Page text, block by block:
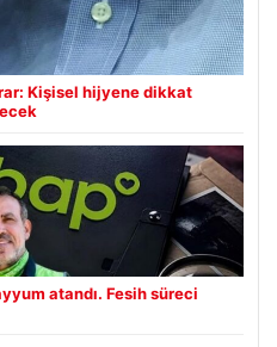
Kişisel hijyene dikkat
atandı. Fesih süreci